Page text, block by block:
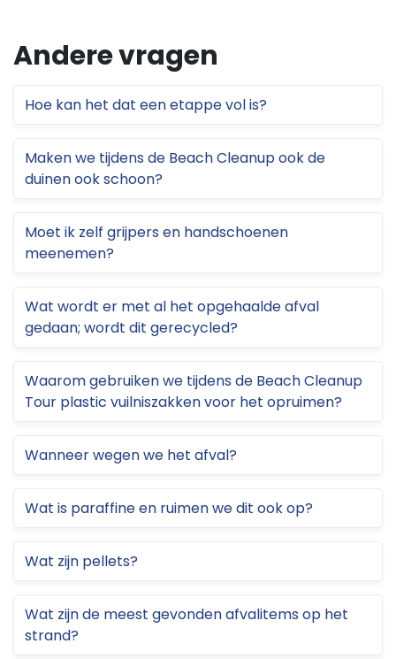
Andere vragen
Hoe kan het dat een etappe vol is?
Maken we tijdens de Beach Cleanup ook de
duinen ook schoon?
Moet ik zelf grijpers en handschoenen
meenemen?
Wat wordt er met al het opgehaalde afval
gedaan; wordt dit gerecycled?
Waarom gebruiken we tijdens de Beach Cleanup
Tour plastic vuilniszakken voor het opruimen?
Wanneer wegen we het afval?
Wat is paraffine en ruimen we dit ook op?
Wat zijn pellets?
Wat zijn de meest gevonden afvalitems op het
strand?